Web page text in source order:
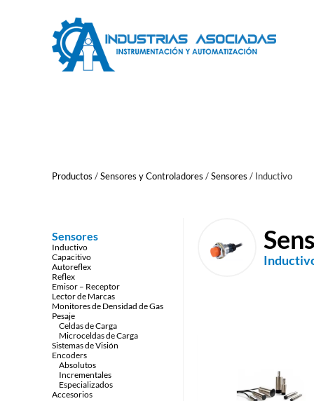
Productos /Sensores y Controladores /Sensores / Inductivo
Sensores
Inductivo
Capacitivo
Autoreflex
Reflex
Emisor – Receptor
Lector de Marcas
Monitores de Densidad de Gas
Pesaje
Celdas de Carga
Microceldas de Carga
Sistemas de Visión
Encoders
Absolutos
Incrementales
Especializados
Accesorios